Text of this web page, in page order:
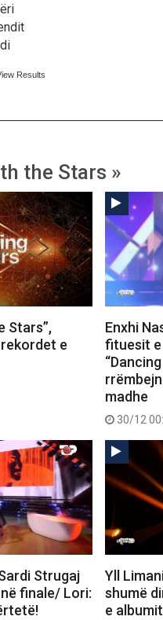
Results
the Stars »
Stars”,
e
Enxhi
fituesit
madhe
30/12
Strugaj
finale/ Lori:
Yll
shumë
e